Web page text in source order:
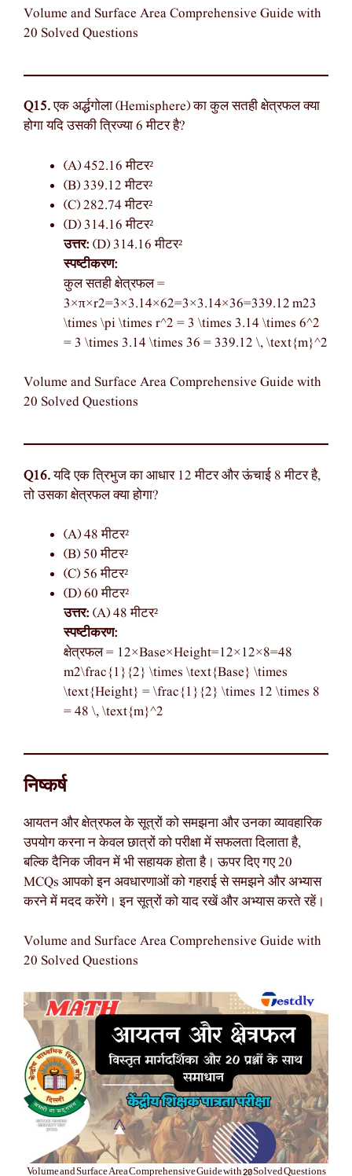
Volume and Surface Area Comprehensive Guide with
20 Solved Questions
Q15.एक अर्द्धगोला (Hemisphere) का कुल सतही क्षेत्रफल क्या
होगा यदि उसकी त्रिज्या 6 मीटर है?
(A) 452.16 मीटर²
(B) 339.12 मीटर²
(C) 282.74 मीटर²
(D) 314.16 मीटर²
उत्तर: (D) 314.16 मीटर²
स्पष्टीकरण:
कुल सतही क्षेत्रफल =
3×π×r2=3×3.14×62=3×3.14×36=339.12 m23
\times \pi \times r^2 = 3 \times 3.14 \times 6^2
= 3 \times 3.14 \times 36 = 339.12 \, \text{m}^2
Volume and Surface Area Comprehensive Guide with
20 Solved Questions
Q16.यदि एक त्रिभुज का आधार 12 मीटर और ऊंचाई 8 मीटर है,
तो उसका क्षेत्रफल क्या होगा?
(A) 48 मीटर²
(B) 50 मीटर²
(C) 56 मीटर²
(D) 60 मीटर²
उत्तर: (A) 48 मीटर²
स्पष्टीकरण:
क्षेत्रफल = 12×Base×Height=12×12×8=48
m2\frac{1}{2} \times \text{Base} \times
\text{Height} = \frac{1}{2} \times 12 \times 8
= 48 \, \text{m}^2
निष्कर्ष
आयतन और क्षेत्रफल के सूत्रों को समझना और उनका व्यावहारिक
उपयोग करना न केवल छात्रों को परीक्षा में सफलता दिलाता है,
बल्कि दैनिक जीवन में भी सहायक होता है। ऊपर दिए गए 20
MCQs आपको इन अवधारणाओं को गहराई से समझने और अभ्यास
करने में मदद करेंगे। इन सूत्रों को याद रखें और अभ्यास करते रहें।
Volume and Surface Area Comprehensive Guide with
20 Solved Questions
Volume and Surface Area Comprehensive Guide with 20 Solved Questions